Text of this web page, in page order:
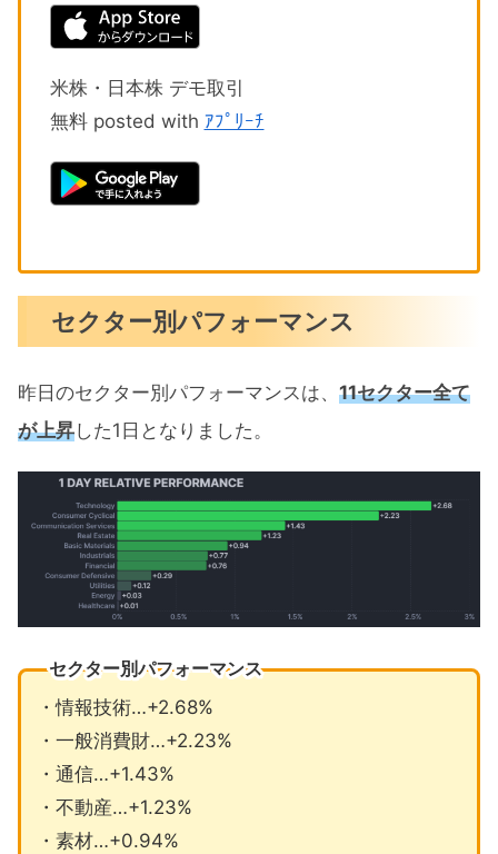
米株・日本株 デモ取引
無料 posted with ｱﾌﾟﾘｰﾁ
セクター別パフォーマンス
昨日のセクター別パフォーマンスは、 11セクター全て
が上昇した1日となりました。
セクター別パフォーマンス
・情報技術…+2.68%
・一般消費財…+2.23%
・通信…+1.43%
・不動産…+1.23%
・素材…+0.94%